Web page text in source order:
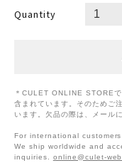
Quantity
＊CULET ONLINE STORE
含まれています。そのためご
います。欠品の際は、メール
For international customers
We ship worldwide and
inquiries. online@culet-